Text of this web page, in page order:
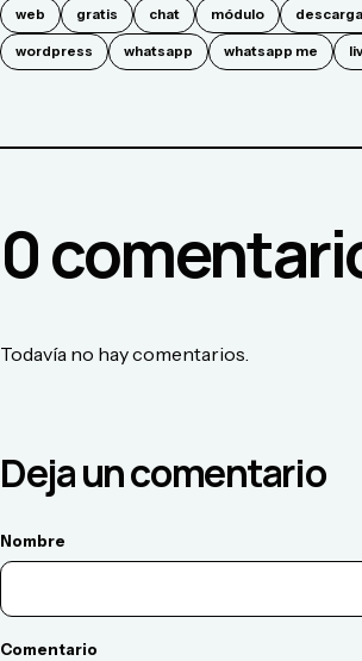
web gratis chat módulo
wordpress whatsapp whatsapp me
0
Todavía no hay comentarios.
Deja un comentario
Nombre
Comentario